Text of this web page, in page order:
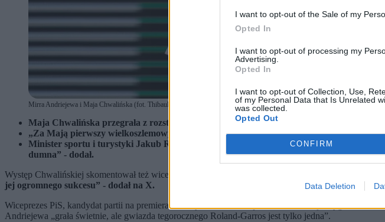
I want to opt-out of the Sale of my
Opted In
I want to opt-out of processing my
Advertising.
Opted In
I want to opt-out of Collection, Use,
of my Personal Data that Is Unrelated
was collected.
Opted Out
CONFIRM
Data Deletion
Mirra Andriejewa i Maja Chwalińska (fot. Thibault Camus / East News)
Maja Chwalińska przegrała z rozstawioną z numerem ósmym rosyjską tenisistką
„Za Mają pierwszy wielkoszlemowy finał. Głęboko wierzę, że nie ostatni. Tym razem
Minister sportu i turystyki Jakub Rutnicki podkreślił, że Chwalińska jest inspiracją dla
dumna” - dodał.
Występ Chwalińskiej skomentował też wicepremier, szef MON Władysław Kosiniak-Kamysz.
jej ogromnego sukcesu” - dodał na X.
Wiceprezes PiS, kandydat partii na premiera Przemysław Czarnek podkreślił, że Maja wygrała
Andriejewa „grała świetnie, ale gwiazda tegorocznego Roland-Garros jest tylko jedna”.